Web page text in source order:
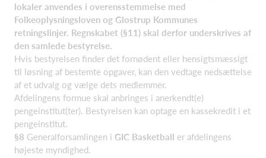
lokaler anvendes i overensstemmelse med
Folkeoplysningsloven og Glostrup Kommunes
retningslinjer. Regnskabet (§11) skal derfor underskrives af
den samlede bestyrelse.
Hvis bestyrelsen finder det fornødent eller hensigtsmæssigt
til løsning af bestemte opgaver, kan den vedtage nedsættelse
af et udvalg og vælge dets medlemmer.
Afdelingens formue skal anbringes i anerkendt(e)
pengeinstitut(ter). Bestyrelsen kan optage en kassekredit i et
pengeinstitut.
§8 Generalforsamlingen i GIC Basketball er afdelingens
højeste myndighed.